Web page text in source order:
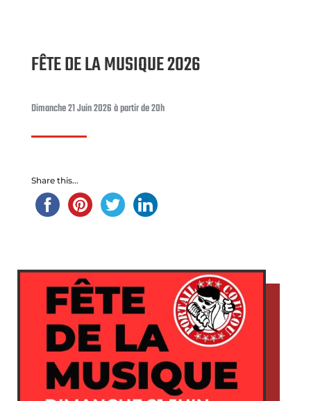
FÊTE DE LA MUSIQUE 2026
Dimanche 21 Juin 2026 à partir de 20h
Share this...